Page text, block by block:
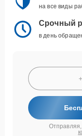
на все виды
Срочный
в день